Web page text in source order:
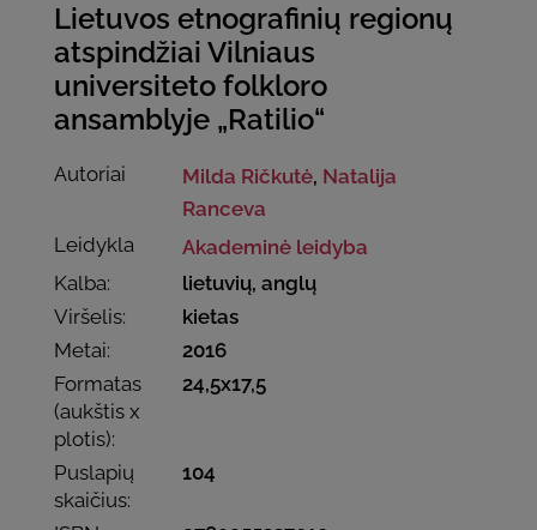
Lietuvos etnografinių regionų
atspindžiai Vilniaus
universiteto folkloro
ansamblyje „Ratilio“
Autoriai Milda Ričkutė, Natalija
Ranceva
Leidykla
Akademinė leidyba
Kalba:
lietuvių, anglų
Viršelis:
kietas
Metai:
2016
Formatas
(aukštis x
plotis):
24,5x17,5
Puslapių
skaičius:
104